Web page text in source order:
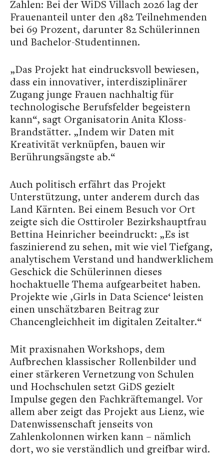
Zahlen: Bei der WiDS Villach 2026 lag der
Frauenanteil unter den 482 Teilnehmenden
bei 69 Prozent, darunter 82 Schülerinnen
und Bachelor-Studentinnen.
„Das Projekt hat eindrucksvoll bewiesen,
dass ein innovativer, interdisziplinärer
Zugang junge Frauen nachhaltig für
technologische Berufsfelder begeistern
kann“, sagt Organisatorin Anita Kloss-
Brandstätter. „Indem wir Daten mit
Kreativität verknüpfen, bauen wir
Berührungsängste ab.“
Auch politisch erfährt das Projekt
Unterstützung, unter anderem durch das
Land Kärnten. Bei einem Besuch vor Ort
zeigte sich die Osttiroler Bezirkshauptfrau
Bettina Heinricher beeindruckt: „Es ist
faszinierend zu sehen, mit wie viel Tiefgang,
analytischem Verstand und handwerklichem
Geschick die Schülerinnen dieses
hochaktuelle Thema aufgearbeitet haben.
Projekte wie ‚Girls in Data Science‘ leisten
einen unschätzbaren Beitrag zur
Chancengleichheit im digitalen Zeitalter.“
Mit praxisnahen Workshops, dem
Aufbrechen klassischer Rollenbilder und
einer stärkeren Vernetzung von Schulen
und Hochschulen setzt GiDS gezielt
Impulse gegen den Fachkräftemangel. Vor
allem aber zeigt das Projekt aus Lienz, wie
Datenwissenschaft jenseits von
Zahlenkolonnen wirken kann – nämlich
dort, wo sie verständlich und greifbar wird.